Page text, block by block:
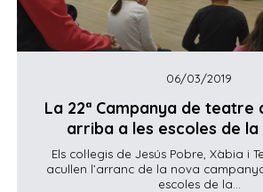
06/03/2019
La 22ª Campanya de teatre
arriba a les escoles de
Els col·legis de Jesús Pobre, Xàbia i
acullen l’arranc de la nova
escoles de la...